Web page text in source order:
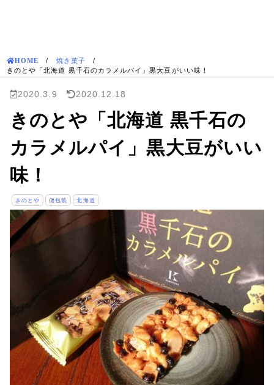
HOME / 焼き菓子 /
きのとや「北海道 黒千石のカラメルパイ」黒大豆がいい味！
2020.3.9 2020.12.18
きのとや「北海道 黒千石の
カラメルパイ」黒大豆がいい
味！
きのとや 個包装 北海道